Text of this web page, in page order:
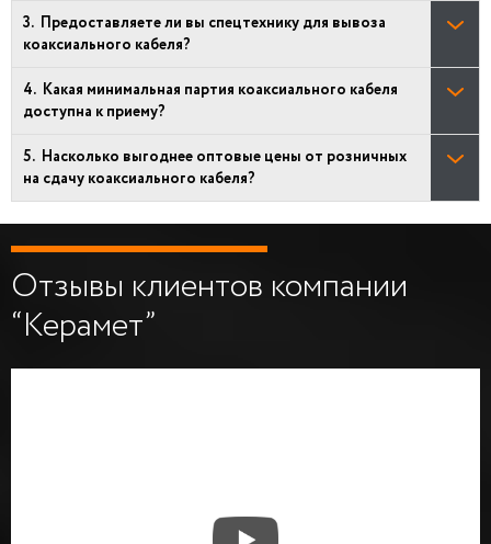
Предоставляете ли вы спецтехнику для вывоза
коаксиального кабеля?
Какая минимальная партия коаксиального кабеля
доступна к приему?
Насколько выгоднее оптовые цены от розничных
на сдачу коаксиального кабеля?
Отзывы клиентов компании
“Керамет”